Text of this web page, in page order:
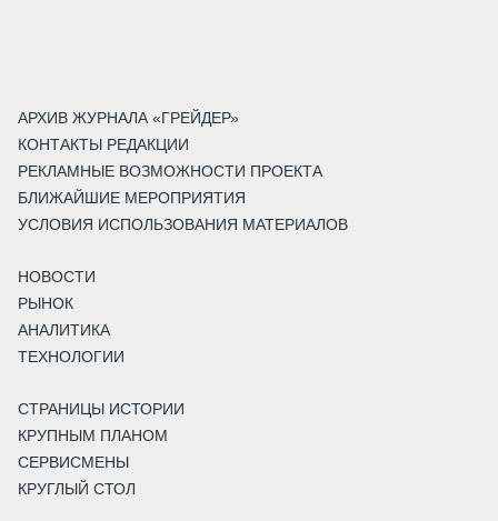
АРХИВ ЖУРНАЛА «ГРЕЙДЕР»
КОНТАКТЫ РЕДАКЦИИ
РЕКЛАМНЫЕ ВОЗМОЖНОСТИ ПРОЕКТА
БЛИЖАЙШИЕ МЕРОПРИЯТИЯ
УСЛОВИЯ ИСПОЛЬЗОВАНИЯ МАТЕРИАЛОВ
НОВОСТИ
РЫНОК
АНАЛИТИКА
ТЕХНОЛОГИИ
СТРАНИЦЫ ИСТОРИИ
КРУПНЫМ ПЛАНОМ
СЕРВИСМЕНЫ
КРУГЛЫЙ СТОЛ